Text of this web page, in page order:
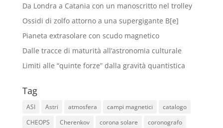
Da Londra a Catania con un manoscritto nel trolley
Ossidi di zolfo attorno a una supergigante B[e]
Pianeta extrasolare con scudo magnetico
Dalle tracce di maturità all’astronomia culturale
Limiti alle “quinte forze” dalla gravità quantistica
Tag
ASI Astri atmosfera campi magnetici
catalogo
CHEOPS
Cherenkov corona solare
coronografo